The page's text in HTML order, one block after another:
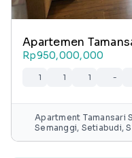
Apartemen
Rp950,000,000
1 1 1 -
Apartment Tamansari
Semanggi, Setiabudi,